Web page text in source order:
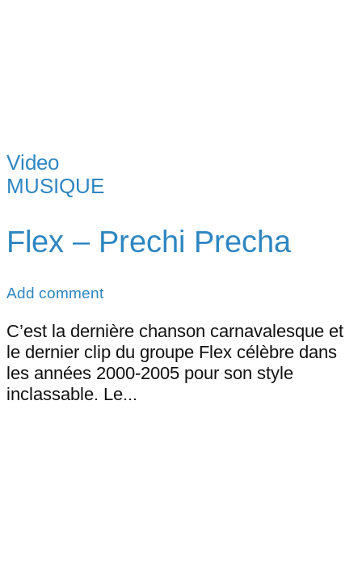
Video
MUSIQUE
Flex – Prechi Precha
Add comment
C’est la dernière chanson carnavalesque et
le dernier clip du groupe Flex célèbre dans
les années 2000-2005 pour son style
inclassable. Le...